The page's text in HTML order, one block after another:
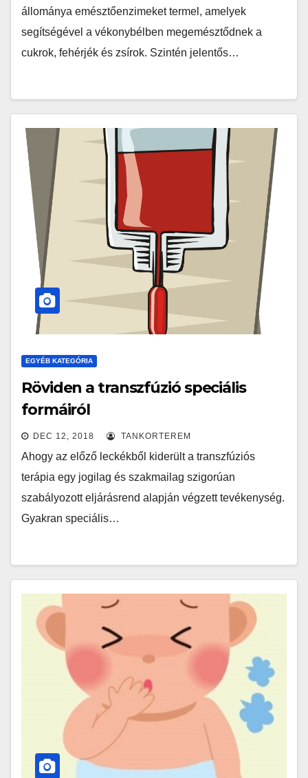
állománya emésztőenzimeket termel, amelyek
segítségével a vékonybélben megemésztődnek a
cukrok, fehérjék és zsírok. Szintén jelentős…
EGYÉB KATEGÓRIA
Röviden a transzfúzió speciális
formáiról
DEC 12, 2018 TANKORTEREM
Ahogy az előző leckékből kiderült a transzfúziós
terápia egy jogilag és szakmailag szigorúan
szabályozott eljárásrend alapján végzett tevékenység.
Gyakran speciális…